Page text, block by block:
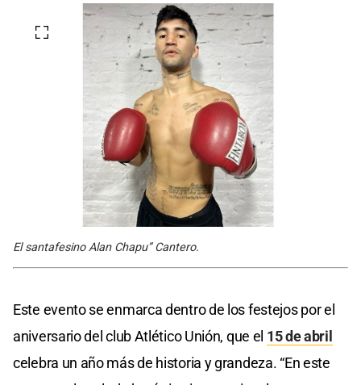
El santafesino Alan Chapu” Cantero.
Este evento se enmarca dentro de los festejos por el
aniversario del club Atlético Unión, que el 15 de abril
celebra un año más de historia y grandeza. “En este